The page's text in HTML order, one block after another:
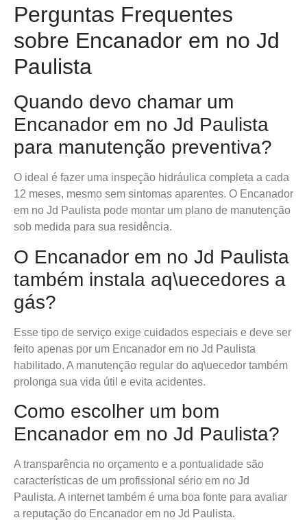
Perguntas Frequentes
sobre Encanador em no Jd
Paulista
Quando devo chamar um
Encanador em no Jd Paulista
para manutenção preventiva?
O ideal é fazer uma inspeção hidráulica completa a cada
12 meses, mesmo sem sintomas aparentes. O Encanador
em no Jd Paulista pode montar um plano de manutenção
sob medida para sua residência.
O Encanador em no Jd Paulista
também instala aq\uecedores a
gás?
Esse tipo de serviço exige cuidados especiais e deve ser
feito apenas por um Encanador em no Jd Paulista
habilitado. A manutenção regular do aq\uecedor também
prolonga sua vida útil e evita acidentes.
Como escolher um bom
Encanador em no Jd Paulista?
A transparência no orçamento e a pontualidade são
características de um profissional sério em no Jd
Paulista. A internet também é uma boa fonte para avaliar
a reputação do Encanador em no Jd Paulista.